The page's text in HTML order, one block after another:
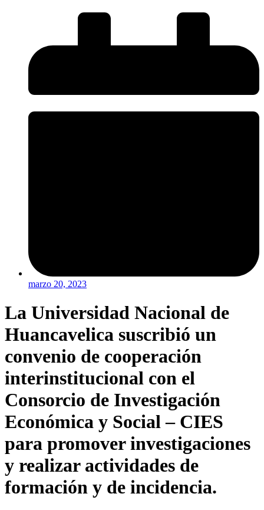
marzo 20, 2023
La Universidad Nacional de
Huancavelica suscribió un
convenio de cooperación
interinstitucional con el
Consorcio de Investigación
Económica y Social – CIES
para promover investigaciones
y realizar actividades de
formación y de incidencia.